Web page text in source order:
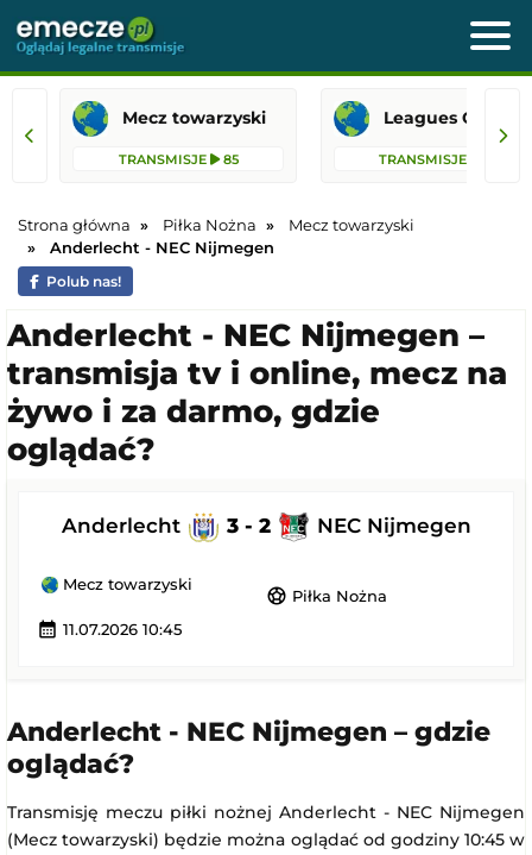
Mecz towarzyski
TRANSMISJE 85 TRANSMISJE
Strona główna Piłka Nożna
Mecz towarzyski
Anderlecht - NEC Nijmegen
Polub nas!
Anderlecht - NEC Nijmegen –
transmisja tv i online, mecz na
żywo i za darmo, gdzie
oglądać?
Anderlecht 3 - 2 NEC Nijmegen
Mecz towarzyski
sports_soccer Piłka Nożna
calendar_month 11.07.2026 10:45
Anderlecht - NEC Nijmegen – gdzie
oglądać?
Transmisję meczu piłki nożnej Anderlecht - NEC Nijmegen
(Mecz towarzyski) będzie można oglądać od godziny 10:45 w